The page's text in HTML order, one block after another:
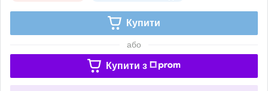
Купити
або
Купити з